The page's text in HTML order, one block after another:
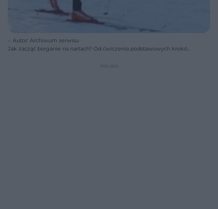
Autor: Archiwum serwisu
Jak zacząć bieganie na nartach? Od ćwiczenia podstawowych kroków